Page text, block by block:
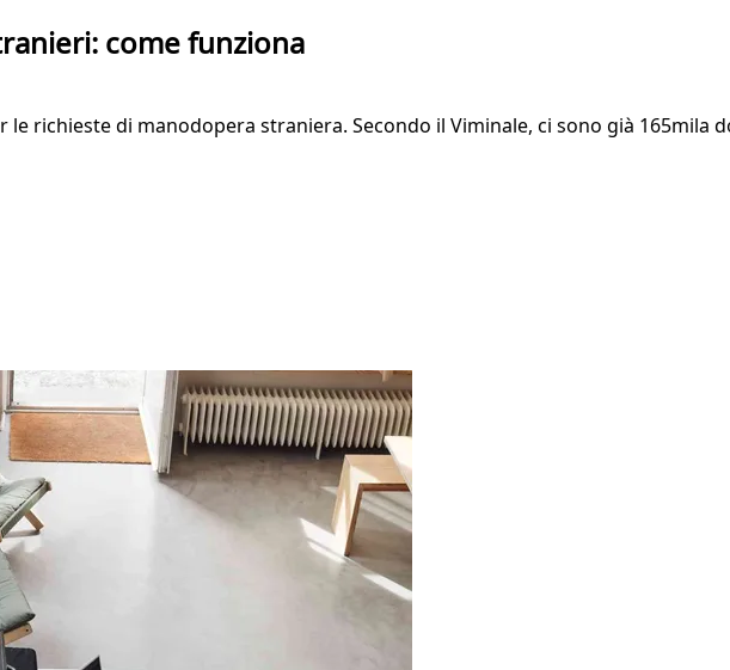
come funziona
richieste di manodopera straniera. Secondo il Viminale, ci sono già 165mila